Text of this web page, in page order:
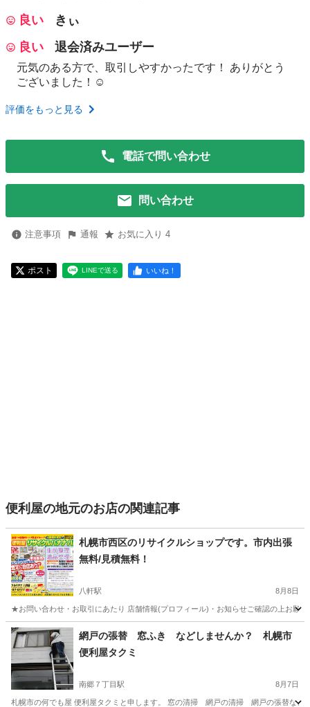
良い
きぃ
良い
退会済みユーザー
元気のある方で、取引しやすかったです！ ありがとう
ございました！☺️
評価をもっと見る
電話で問い合わせ
問い合わせ
注意事項 通報 お気に入り 4
ポスト LINEで送る いいね！
便利屋の地元のお店の関連記事
札幌市西区のリサイクルショップです。市内出張
無料/見積無料！
八軒駅 8月8日
★お問い合わせ・お取引にあたり 店舗情報(プロフィール)・お知らせご確認の上お願
北海道 札幌市 八軒駅 便利屋 北海道 札幌市 琴似駅
無料
網戸の張替 窓ふき などしませんか？ 札幌市
便利屋タクミ
南郷７丁目駅 8月7日
札幌市の何でも屋 便利屋タクミと申します。 窓の清掃 網戸の清掃 網戸の張替な